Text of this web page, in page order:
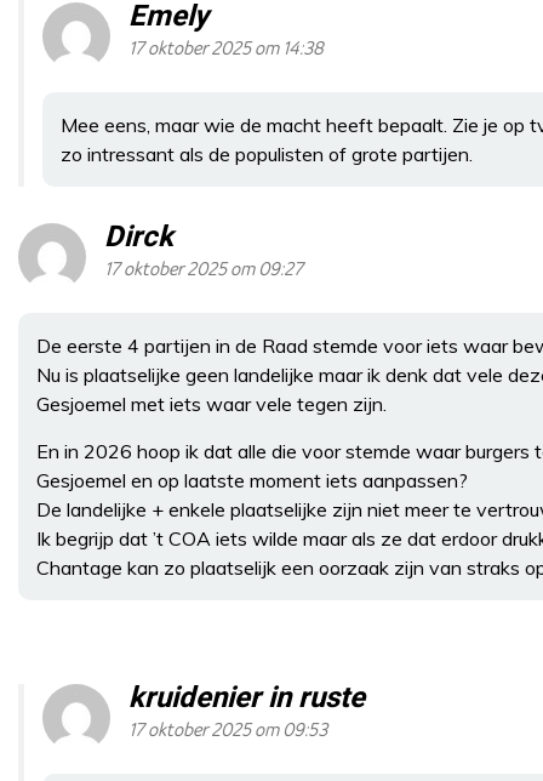
Emely
17 oktober 2025 om 14:38
Mee eens, maar wie de macht heeft bepaalt. Zie je op
zo intressant als de populisten of grote partijen.
Dirck
17 oktober 2025 om 09:27
De eerste 4 partijen in de Raad stemde voor iets waar
Nu is plaatselijke geen landelijke maar ik denk dat vele
Gesjoemel met iets waar vele tegen zijn.
En in 2026 hoop ik dat alle die voor stemde waar
Gesjoemel en op laatste moment iets aanpassen?
De landelijke + enkele plaatselijke zijn niet meer te
Ik begrijp dat ’t COA iets wilde maar als ze dat erdoor
Chantage kan zo plaatselijk een oorzaak zijn van straks
kruidenier in ruste
17 oktober 2025 om 09:53